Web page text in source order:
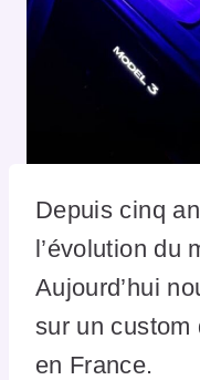
Depuis cinq
l’évolution du
Aujourd’hui
sur un custom
en France.